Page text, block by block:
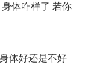
体咋样了 若你
体好还是不好